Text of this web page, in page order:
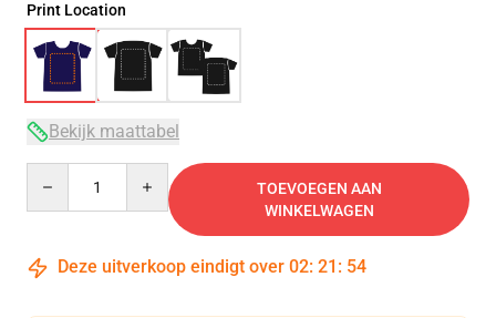
Print Location
Bekijk maattabel
TOEVOEGEN AAN
WINKELWAGEN
Deze uitverkoop eindigt over 02: 21 : 53